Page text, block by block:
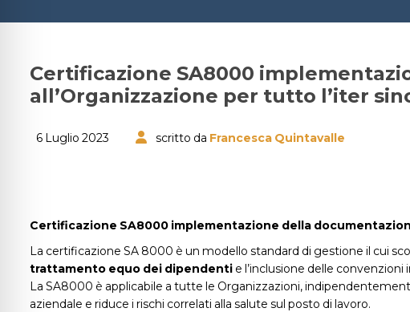
Certificazione SA8000
all’Organizzazione per tutto l’iter
6 Luglio 2023 scritto da Francesca Quintavalle
Certificazione SA8000 implementazione della
La certificazione SA 8000 è un modello standard di gestione il cui
trattamento equo dei dipendenti e l’inclusione delle convenzioni
La SA8000 è applicabile a tutte le Organizzazioni,
aziendale e riduce i rischi correlati alla salute sul posto di lavoro.